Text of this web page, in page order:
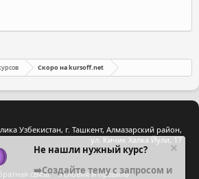
Скоро на kursoff.net
Узбекистан, г. Ташкент, Алмазарский район,
ул. Кичик Халка Йули, 17
связь
Условия и правила
Не нашли нужный курс?
➡️Создайте тему с запросом и